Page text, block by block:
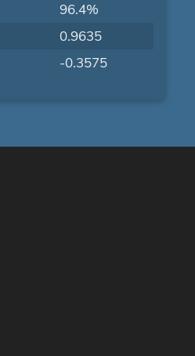
96.4%
0.9635
-0.3575